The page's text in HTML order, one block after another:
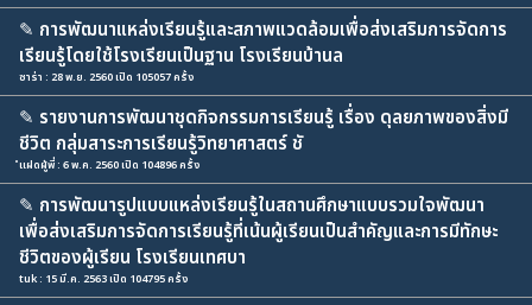
✎ การพัฒนาแหล่งเรียนรู้และสภาพแวดล้อมเพื่อส่งเสริมการจัดการ
เรียนรู้โดยใช้โรงเรียนเป็นฐาน โรงเรียนบ้านล
ซาร่า : 28 พ.ย. 2560 เปิด 105057 ครั้ง
✎ รายงานการพัฒนาชุดกิจกรรมการเรียนรู้ เรื่อง ดุลยภาพของสิ่งมี
ชีวิต กลุ่มสาระการเรียนรู้วิทยาศาสตร์ ชั
ํแฝดผู้พี่ : 6 พ.ค. 2560 เปิด 104896 ครั้ง
✎ การพัฒนารูปแบบแหล่งเรียนรู้ในสถานศึกษาแบบรวมใจพัฒนา
เพื่อส่งเสริมการจัดการเรียนรู้ที่เน้นผู้เรียนเป็นสำคัญและการมีทักษะ
ชีวิตของผู้เรียน โรงเรียนเทศบา
tuk : 15 มี.ค. 2563 เปิด 104795 ครั้ง